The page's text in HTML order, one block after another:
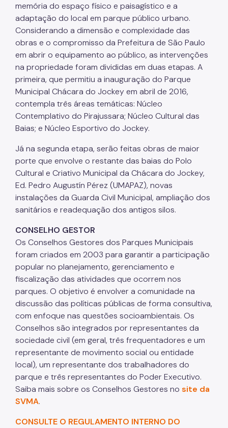
memória do espaço físico e paisagístico e a
adaptação do local em parque público urbano.
Considerando a dimensão e complexidade das
obras e o compromisso da Prefeitura de São Paulo
em abrir o equipamento ao público, as intervenções
na propriedade foram divididas em duas etapas. A
primeira, que permitiu a inauguração do Parque
Municipal Chácara do Jockey em abril de 2016,
contempla três áreas temáticas: Núcleo
Contemplativo do Pirajussara; Núcleo Cultural das
Baias; e Núcleo Esportivo do Jockey.
Já na segunda etapa, serão feitas obras de maior
porte que envolve o restante das baias do Polo
Cultural e Criativo Municipal da Chácara do Jockey,
Ed. Pedro Augustín Pérez (UMAPAZ), novas
instalações da Guarda Civil Municipal, ampliação dos
sanitários e readequação dos antigos silos.
CONSELHO GESTOR
Os Conselhos Gestores dos Parques Municipais
foram criados em 2003 para garantir a participação
popular no planejamento, gerenciamento e
fiscalização das atividades que ocorrem nos
parques. O objetivo é envolver a comunidade na
discussão das políticas públicas de forma consultiva,
com enfoque nas questões socioambientais. Os
Conselhos são integrados por representantes da
sociedade civil (em geral, três frequentadores e um
representante de movimento social ou entidade
local), um representante dos trabalhadores do
parque e três representantes do Poder Executivo.
Saiba mais sobre os Conselhos Gestores no site da
SVMA.
CONSULTE O REGULAMENTO INTERNO DO